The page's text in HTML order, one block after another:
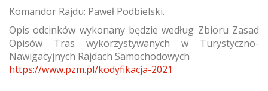
Komandor Rajdu: Paweł Podbielski.
Opis odcinków wykonany będzie według Zbioru Zasad
Opisów Tras wykorzystywanych w Turystyczno-
Nawigacyjnych Rajdach Samochodowych
https://www.pzm.pl/kodyfikacja-2021